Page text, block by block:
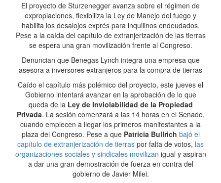
El proyecto de Sturzenegger avanza sobre el régimen de
expropiaciones, flexibiliza la Ley de Manejo del fuego y
habilita los desalojos exprés para inquilinos endeudados.
Pese a la caída del capítulo de extranjerización de las tierras
se espera una gran movilización frente al Congreso.
Denuncian que Benegas Lynch integra una empresa que
asesora a inversores extranjeros para la compra de tierras
Caído el capítulo más polémico del proyecto, este jueves el
Gobierno intentará avanzar en la aprobación de lo que
queda de la Ley de Inviolabilidad de la Propiedad
Privada. La sesión comenzará a las 14 horas en el Senado,
cuando empiecen a llegar los primeros manifestantes a la
plaza del Congreso. Pese a que Patricia Bullrich bajó el
capítulo de extranjerización de tierras por falta de votos, las
organizaciones sociales y sindicales movilizan igual y aspiran
a dar una gran demostración de fuerza en contra del
gobierno de Javier Milei.